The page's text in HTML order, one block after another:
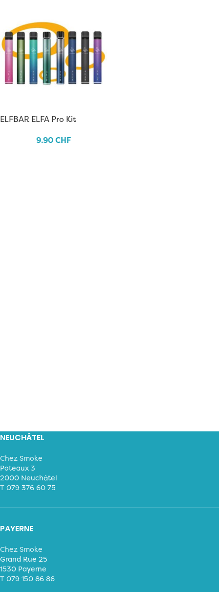
ELFBAR ELFA Pro Kit
9.90CHF
NEUCHÂTEL
Chez Smoke
Poteaux 3
2000 Neuchâtel
T 079 376 60 75
PAYERNE
Chez Smoke
Grand Rue 25
1530 Payerne
T 079 150 86 86